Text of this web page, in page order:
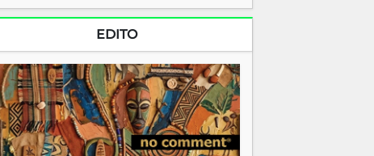
EDITO